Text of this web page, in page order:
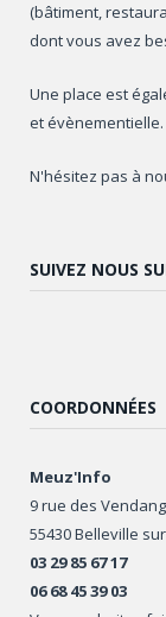
(bâtiment,
dont vous avez
Une place est
et évènementielle.
N'hésitez pas à
SUIVEZ NOUS
COORDONNÉES
Meuz'Info
9 rue des
55430 Belleville
03 29 85 67 17
06 68 45 39 03